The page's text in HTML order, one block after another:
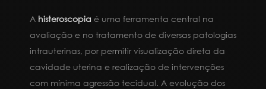
A histeroscopia é uma ferramenta central na
avaliação e no tratamento de diversas patologias
intrauterinas, por permitir visualização direta da
cavidade uterina e realização de intervenções
com mínima agressão tecidual. A evolução dos